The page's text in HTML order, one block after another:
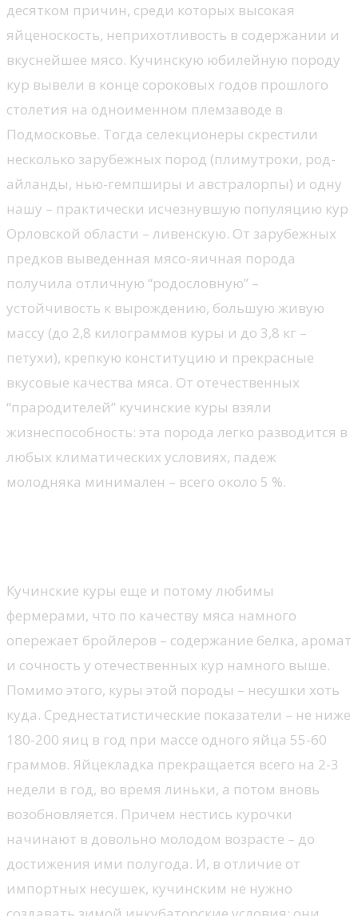
десятком причин, среди которых высокая
яйценоскость, неприхотливость в содержании и
вкуснейшее мясо. Кучинскую юбилейную породу
кур вывели в конце сороковых годов прошлого
столетия на одноименном племзаводе в
Подмосковье. Тогда селекционеры скрестили
несколько зарубежных пород (плимутроки, род-
айланды, нью-гемпширы и австралорпы) и одну
нашу – практически исчезнувшую популяцию кур
Орловской области – ливенскую. От зарубежных
предков выведенная мясо-яичная порода
получила отличную “родословную” –
устойчивость к вырождению, большую живую
массу (до 2,8 килограммов куры и до 3,8 кг –
петухи), крепкую конституцию и прекрасные
вкусовые качества мяса. От отечественных
“прародителей” кучинские куры взяли
жизнеспособность: эта порода легко разводится в
любых климатических условиях, падеж
молодняка минимален – всего около 5 %.
Кучинские куры еще и потому любимы
фермерами, что по качеству мяса намного
опережает бройлеров – содержание белка, аромат
и сочность у отечественных кур намного выше.
Помимо этого, куры этой породы – несушки хоть
куда. Среднестатистические показатели – не ниже
180-200 яиц в год при массе одного яйца 55-60
граммов. Яйцекладка прекращается всего на 2-3
недели в год, во время линьки, а потом вновь
возобновляется. Причем нестись курочки
начинают в довольно молодом возрасте – до
достижения ими полугода. И, в отличие от
импортных несушек, кучинским не нужно